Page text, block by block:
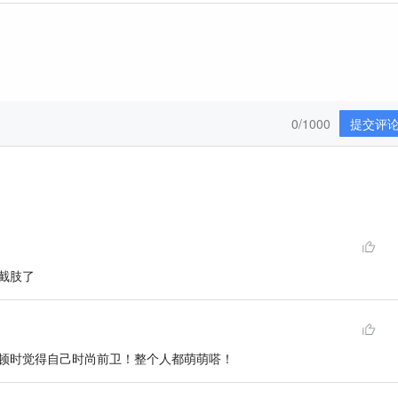
提交评
0/1000
肢了
时觉得自己时尚前卫！整个人都萌萌嗒！